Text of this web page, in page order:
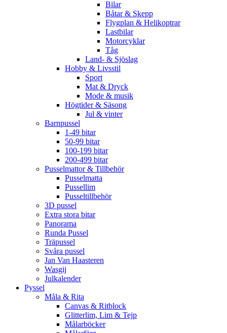
Bilar
Båtar & Skepp
Flygplan & Helikoptrar
Lastbilar
Motorcyklar
Tåg
Land- & Sjöslag
Hobby & Livsstil
Sport
Mat & Dryck
Mode & musik
Högtider & Säsong
Jul & vinter
Barnpussel
1-49 bitar
50-99 bitar
100-199 bitar
200-499 bitar
Pusselmattor & Tillbehör
Pusselmatta
Pussellim
Pusseltillbehör
3D pussel
Extra stora bitar
Panorama
Runda Pussel
Träpussel
Svåra pussel
Jan Van Haasteren
Wasgij
Julkalender
Pyssel
Måla & Rita
Canvas & Ritblock
Glitterlim, Lim & Tejp
Målarböcker